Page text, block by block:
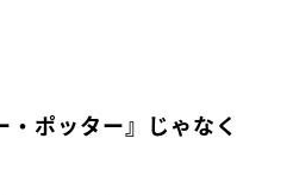
ポッター』じゃなく